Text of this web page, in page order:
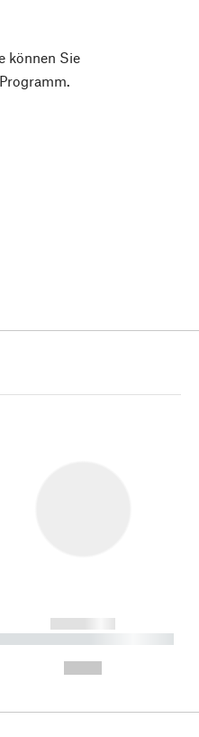
können Sie
------------
----------- ----------